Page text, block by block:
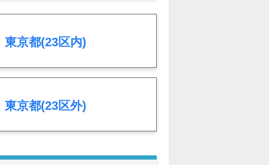
東京都(23区内)
東京都(23区外)